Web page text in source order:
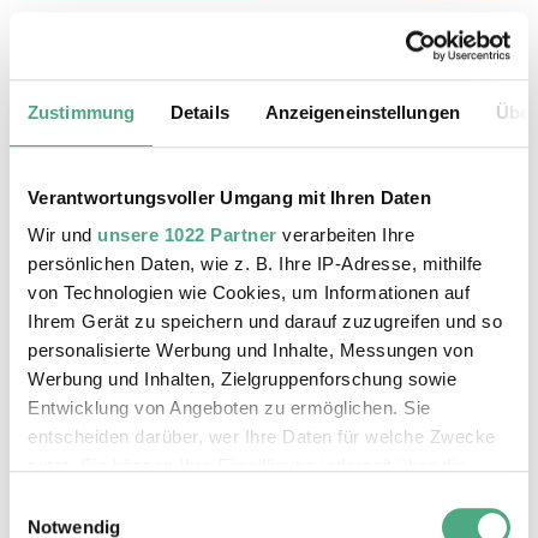
Zustimmung Details Anzeigeneinstellungen
Verantwortungsvoller Umgang mit Ihren Daten
Wir und unsere 1022 Partner verarbeiten Ihre
persönlichen Daten, wie z. B. Ihre IP-Adresse, mithilfe
von Technologien wie Cookies, um Informationen auf
Ihrem Gerät zu speichern und darauf zuzugreifen und so
personalisierte Werbung und Inhalte, Messungen von
Werbung und Inhalten, Zielgruppenforschung sowie
Entwicklung von Angeboten zu ermöglichen. Sie
entscheiden darüber, wer Ihre Daten für welche Zwecke
Trigger Symbol ändern oder widerrufen
Notwendig
ÖFFENTLICHE FÜHRUNG
Der Erzschrägaufzug der Völklinger Hütte mit
Copyright: Weltkulturerbe Völklinger Hütte | Karl
©
Das Weltkulturerbe Völklinger Hütte